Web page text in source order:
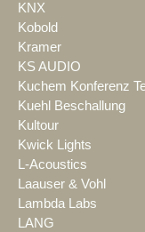
KNX
Kobold
Kramer
KS AUDIO
Kuchem Konferenz
Kuehl Beschallung
Kultour
Kwick Lights
L-Acoustics
Laauser & Vohl
Lambda Labs
LANG